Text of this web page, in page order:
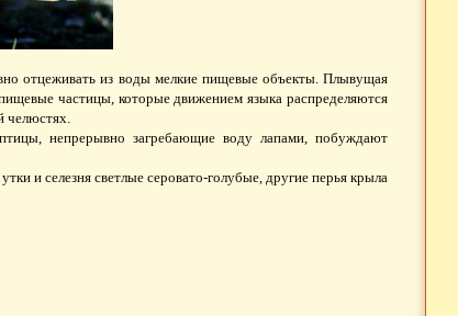
отцеживать из воды мелкие пищевые объекты. Плывущая
частицы, которые движением языка распределяются
челюстях.
непрерывно загребающие воду лапами, побуждают
и селезня светлые серовато-голубые, другие перья крыла